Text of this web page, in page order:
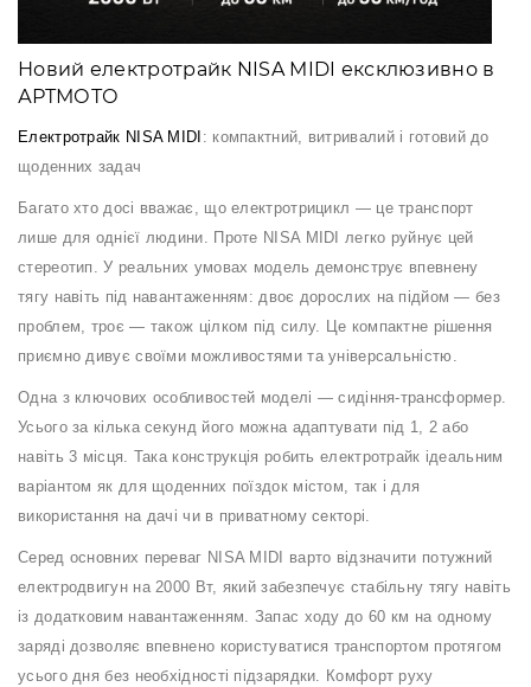
Харків
(063)
08
76
artmoto.info@gmail.com
Режим
роботи:
Пн-
Пт
09:00
-
19:00
Сб
10:00
-
19:00
Нд
-
вихідний
Новий електротрайк NISA MIDI ексклюзивно в
АРТМОТО
Електротрайк NISA MIDI : компактний, витривалий і готовий до
щоденних задач
Багато хто досі вважає, що електротрицикл — це транспорт
лише для однієї людини. Проте NISA MIDI легко руйнує цей
стереотип. У реальних умовах модель демонструє впевнену
тягу навіть під навантаженням: двоє дорослих на підйом — без
проблем, троє — також цілком під силу. Це компактне рішення
приємно дивує своїми можливостями та універсальністю.
Одна з ключових особливостей моделі — сидіння-трансформер.
Усього за кілька секунд його можна адаптувати під 1, 2 або
навіть 3 місця. Така конструкція робить електротрайк ідеальним
варіантом як для щоденних поїздок містом, так і для
використання на дачі чи в приватному секторі.
Серед основних переваг NISA MIDI варто відзначити потужний
електродвигун на 2000 Вт, який забезпечує стабільну тягу навіть
із додатковим навантаженням. Запас ходу до 60 км на одному
заряді дозволяє впевнено користуватися транспортом протягом
усього дня без необхідності підзарядки. Комфорт руху